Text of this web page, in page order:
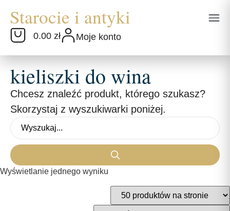
0.00 zł Moje konto
kieliszki do wina
Chcesz znaleźć produkt, którego szukasz?
Skorzystaj z wyszukiwarki poniżej.
Wyświetlanie jednego wyniku